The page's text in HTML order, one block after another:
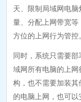
天、限制局域网电
量、分配上网带宽
方位的上网行为管控。
同时，系统只需要
域网所有电脑的上
构，也不需要加装
的电脑上网，也可